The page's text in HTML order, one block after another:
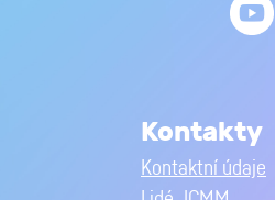
Kontakty
Kontaktní údaje